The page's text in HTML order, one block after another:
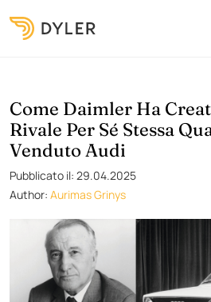
Come Daimler Ha
Rivale Per Sé Stessa
Venduto Audi
Pubblicato il: 29.04.2025
Author: Aurimas Grinys